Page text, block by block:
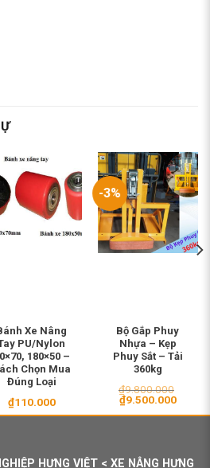
Xe Nâng
PU/Nylon
180×50 –
Chọn Mua
Đúng Loại
₫110.000
-3%
Bộ Gắp Phuy
Nhựa – Kẹp
Phuy Sắt – Tải
360kg
₫9.800.000
Giá
gốc
là:
₫9.500.000Giá
tại
HƯNG VIỆT < XE NÂNG HƯNG